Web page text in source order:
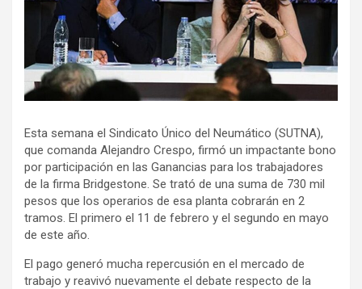
Esta semana el Sindicato Único del Neumático (SUTNA),
que comanda Alejandro Crespo, firmó un impactante bono
por participación en las Ganancias para los trabajadores
de la firma Bridgestone. Se trató de una suma de 730 mil
pesos que los operarios de esa planta cobrarán en 2
tramos. El primero el 11 de febrero y el segundo en mayo
de este año.
El pago generó mucha repercusión en el mercado de
trabajo y reavivó nuevamente el debate respecto de la